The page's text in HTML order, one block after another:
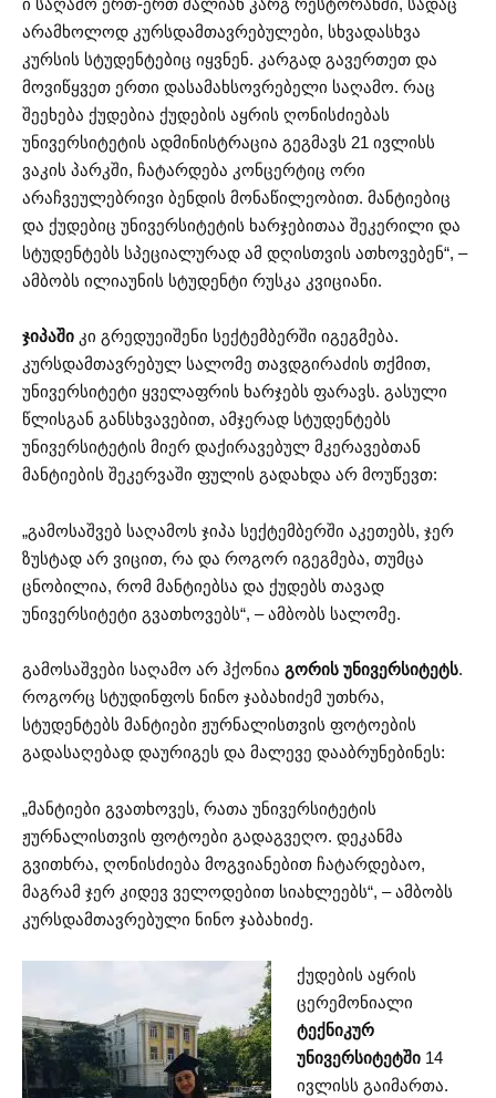
არამხოლოდ კურსდამთავრებულები, სხვადასხვა
კურსის სტუდენტებიც იყვნენ. კარგად გავერთეთ და
მოვიწყვეთ ერთი დასამახსოვრებელი საღამო. რაც
შეეხება ქუდებია ქუდების აყრის ღონისძიებას
უნივერსიტეტის ადმინისტრაცია გეგმავს 21 ივლისს
ვაკის პარკში, ჩატარდება კონცერტიც ორი
არაჩვეულებრივი ბენდის მონაწილეობით. მანტიებიც
და ქუდებიც უნივერსიტეტის ხარჯებითაა შეკერილი და
სტუდენტებს სპეციალურად ამ დღისთვის ათხოვებენ“, –
ამბობს ილიაუნის სტუდენტი რუსკა კვიციანი.
ჯიპაში კი გრედუეიშენი სექტემბერში იგეგმება.
კურსდამთავრებულ სალომე თავდგირაძის თქმით,
უნივერსიტეტი ყველაფრის ხარჯებს ფარავს. გასული
წლისგან განსხვავებით, ამჯერად სტუდენტებს
უნივერსიტეტის მიერ დაქირავებულ მკერავებთან
მანტიების შეკერვაში ფულის გადახდა არ მოუწევთ:
„გამოსაშვებ საღამოს ჯიპა სექტემბერში აკეთებს, ჯერ
ზუსტად არ ვიცით, რა და როგორ იგეგმება, თუმცა
ცნობილია, რომ მანტიებსა და ქუდებს თავად
უნივერსიტეტი გვათხოვებს“, – ამბობს სალომე.
გამოსაშვები საღამო არ ჰქონია გორის უნივერსიტეტს.
როგორც სტუდინფოს ნინო ჯაბახიძემ უთხრა,
სტუდენტებს მანტიები ჟურნალისთვის ფოტოების
გადასაღებად დაურიგეს და მალევე დააბრუნებინეს:
„მანტიები გვათხოვეს, რათა უნივერსიტეტის
ჟურნალისთვის ფოტოები გადაგვეღო. დეკანმა
გვითხრა, ღონისძიება მოგვიანებით ჩატარდებაო,
მაგრამ ჯერ კიდევ ველოდებით სიახლეებს“, – ამბობს
კურსდამთავრებული ნინო ჯაბახიძე.
ქუდების აყრის
ცერემონიალი
ტექნიკურ
უნივერსიტეტში14
ივლისს გაიმართა.